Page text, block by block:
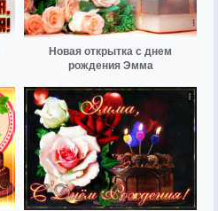
Новая открытка с днем
рождения Эмма